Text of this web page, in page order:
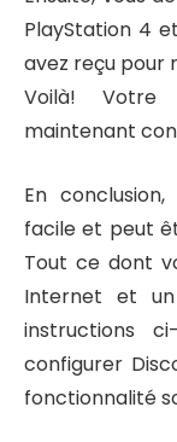
PlayStation 4
avez reçu pour
Voilà! Votre
maintenant
En
facile et peut
Tout ce dont
Internet et
instructions
configurer
fonctionnalité